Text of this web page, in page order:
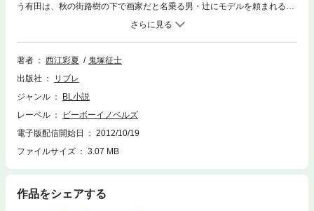
う有田は、秋の街路樹の下で画家だと名乗る男・辻にモデルを頼まれる。
でも13歳も年下の男は、「嘘をつくな」という有田が一番苦手なタイプの
人間だった。二度と会わないはずが、辻の絵に導かれるように二人は再会
する。自由奔放な男に振り回されても、子供のように真っ直ぐな辻に惹か
れる有田。好きになると苦労するのは分かっているが、愛する気持ちは止
にあたり一部単行本と異なる仕様がございます）
著者 西江彩夏
鬼塚征士
出版社
リブレ
ジャンル
BL小説
レーベル
ビーボーイノベルズ
電子版配信開始日
2012/10/19
ファイルサイズ
3.07 MB
作品をシェアする